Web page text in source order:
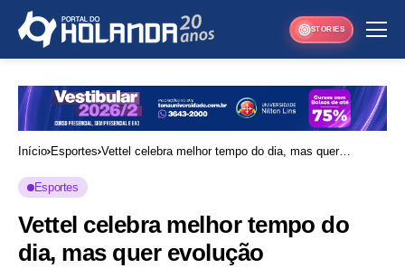
STORIES
Início Esportes Vettel celebra melhor tempo do dia, mas quer
Esportes
Vettel celebra melhor tempo do
dia, mas quer evolução